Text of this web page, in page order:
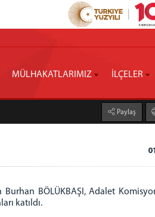
MÜLHAKATLARIMIZ İLÇELER
Paylaş
BÖLÜKBAŞI, Adalet
katıldı.